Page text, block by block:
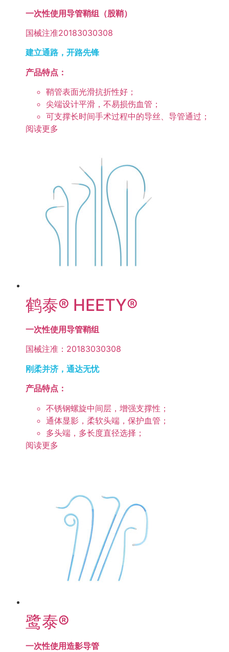
一次性使用导管鞘组（股鞘）
国械注准20183030308
建立通路，开路先锋
产品特点：
鞘管表面光滑抗折性好；
尖端设计平滑，不易损伤血管；
可支撑长时间手术过程中的导丝、导管通过；
阅读更多
鹤泰® HEETY®
一次性使用导管鞘组
国械注准：20183030308
刚柔并济，通达无忧
产品特点：
不锈钢螺旋中间层，增强支撑性；
通体显影，柔软头端，保护血管；
多头端，多长度直径选择；
阅读更多
鹭泰®
一次性使用造影导管